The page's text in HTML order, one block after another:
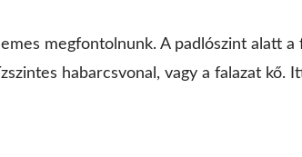
megfontolnunk. A padlószint alatt a
habarcsvonal, vagy a falazat kő.